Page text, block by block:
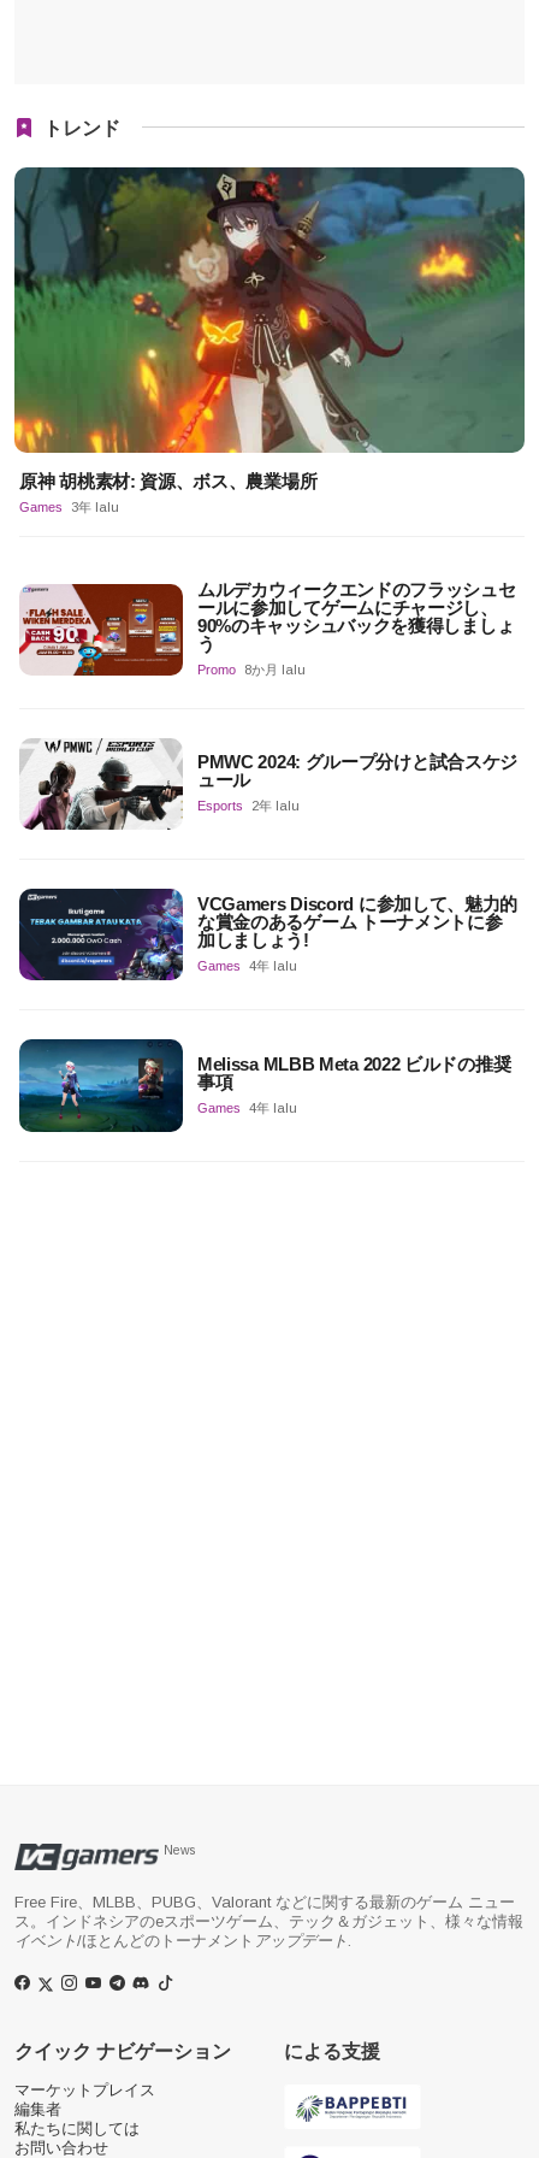
トレンド
原神 胡桃素材: 資源、ボス、農業場所
Games 3年 lalu
ムルデカウィークエンドのフラッシュセ
ールに参加してゲームにチャージし、
90%のキャッシュバックを獲得しましょ
う
Promo 8か月 lalu
PMWC 2024: グループ分けと試合スケジ
ュール
Esports 2年 lalu
VCGamers Discord に参加して、魅力的
な賞金のあるゲーム トーナメントに参
加しましょう!
Games 4年 lalu
Melissa MLBB Meta 2022 ビルドの推奨
事項
Games 4年 lalu
News
Free Fire、MLBB、PUBG、Valorant などに関する最新のゲーム ニュー
ス。インドネシアのeスポーツゲーム、テック＆ガジェット、様々な情報
イベント/ほとんどのトーナメント アップデート .
クイック ナビゲーション
マーケットプレイス
編集者
私たちに関しては
お問い合わせ
による支援